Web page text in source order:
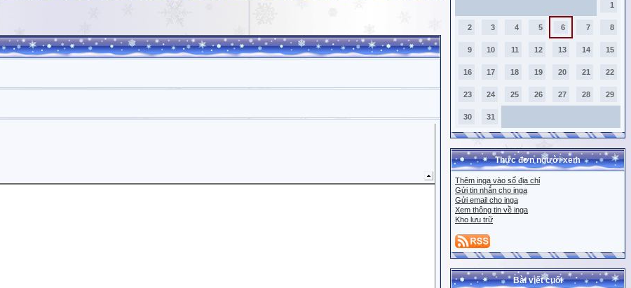
1
2 3 4 5 6 7 8
9 10 11 12 13 14 15
16 17 18 19 20 21 22
23 24 25 26 27 28 29
30 31
Thực đơn người xem
Thêm inga vào sổ địa chỉ
Gửi tin nhắn cho inga
Gửi email cho inga
Xem thông tin về inga
Kho lưu trữ
Bài viết cuối